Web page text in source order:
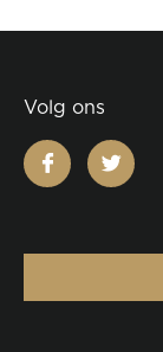
Volg ons
facebooktwitter